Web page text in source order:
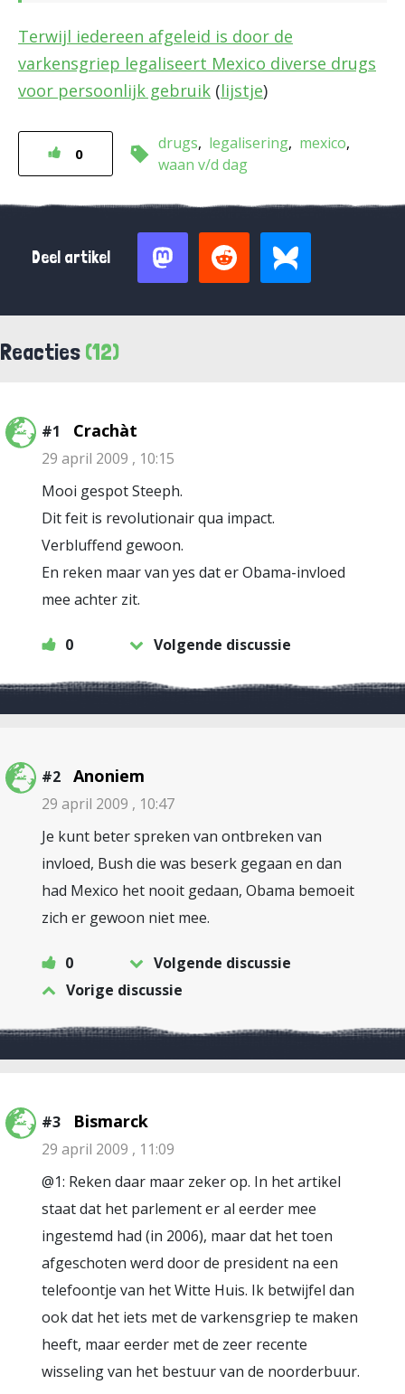
Terwijl iedereen afgeleid is door de
varkensgriep legaliseert Mexico diverse drugs
voor persoonlijk gebruik (lijstje)
0
drugs legalisering mexico
waan v/d dag
Deel artikel
Reacties (12)
#1 Crachàt
29 april 2009 , 10:15
Mooi gespot Steeph.
Dit feit is revolutionair qua impact.
Verbluffend gewoon.
En reken maar van yes dat er Obama-invloed
mee achter zit.
0 Volgende discussie
#2 Anoniem
29 april 2009 , 10:47
Je kunt beter spreken van ontbreken van
invloed, Bush die was beserk gegaan en dan
had Mexico het nooit gedaan, Obama bemoeit
zich er gewoon niet mee.
0
Volgende discussie
Vorige discussie
#3 Bismarck
29 april 2009 , 11:09
@1: Reken daar maar zeker op. In het artikel
staat dat het parlement er al eerder mee
ingestemd had (in 2006), maar dat het toen
afgeschoten werd door de president na een
telefoontje van het Witte Huis. Ik betwijfel dan
ook dat het iets met de varkensgriep te maken
heeft, maar eerder met de zeer recente
wisseling van het bestuur van de noorderbuur.